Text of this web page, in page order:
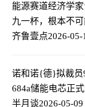
能源赛道经济学
九一杯，根本不
齐鲁壹点2026-05-
诺和诺{德}拟裁员
684a储能电芯正
半月谈2026-05-